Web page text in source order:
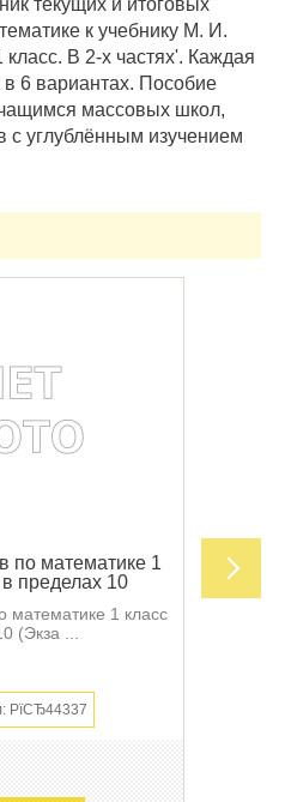
к учебнику М. И.
В 2-х частях'. Каждая
в 6 вариантах. Пособие
массовых школ,
с углублённым изучением
по математике 1
в пределах 10
математике 1 класс
(Экза ...
РїСЂ44337